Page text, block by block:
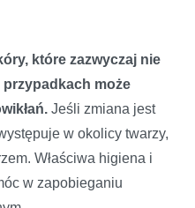
które zazwyczaj nie
może
Jeśli zmiana jest
w okolicy twarzy,
Właściwa higiena i
w zapobieganiu